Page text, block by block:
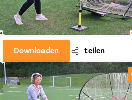
Downloaden teilen